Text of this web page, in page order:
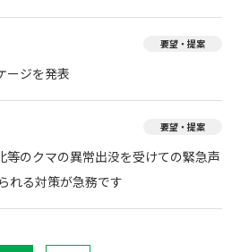
要望・提案
ージを発表
要望・提案
のクマの異常出没を受けての緊急声
れる対策が急務です